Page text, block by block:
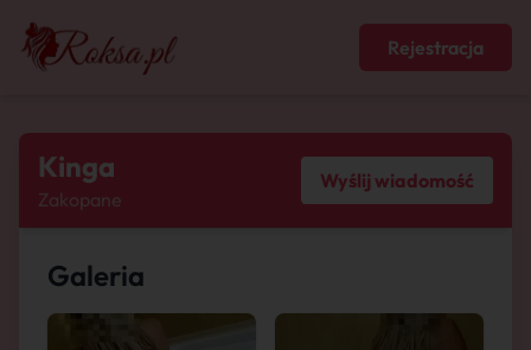
Rejestracja
Kinga
Zakopane
Wyślij wiadomość
Galeria